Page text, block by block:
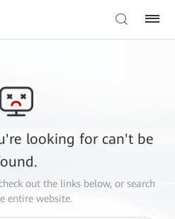
looking for can't be
out the links below, or search
entire website.